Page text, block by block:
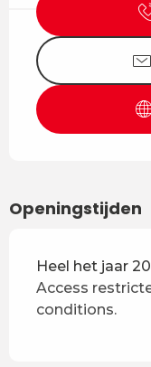
Openingstijden
Heel het jaar
Access
conditions.